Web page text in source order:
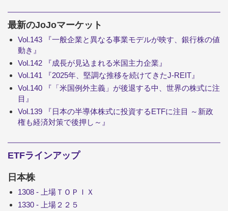
最新のJoJoマーケット
Vol.143 『一般企業と異なる事業モデルが映す、銀行株の値
動き』
Vol.142 『成長が見込まれる米国主力企業』
Vol.141 『2025年、堅調な推移を続けてきたJ-REIT』
Vol.140 『「米国例外主義」が後退する中、世界の株式に注
目』
Vol.139 『日本の半導体株式に投資するETFに注目 ～新政
権も経済対策で後押し～』
ETFラインアップ
日本株
1308 - 上場ＴＯＰＩＸ
1330 - 上場２２５